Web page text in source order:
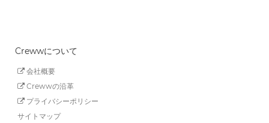
Crewwについて
会社概要
Crewwの沿革
プライバシーポリシー
サイトマップ